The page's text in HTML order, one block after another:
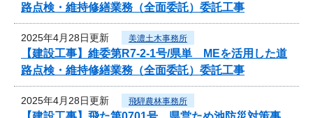
路点検・維持修繕業務（全面委託）委託工事
2025年4月28日更新 美濃土木事務所
【建設工事】維委第R7-2-1号/県単 MEを活用した道
路点検・維持修繕業務（全面委託）委託工事
2025年4月28日更新 飛騨農林事務所